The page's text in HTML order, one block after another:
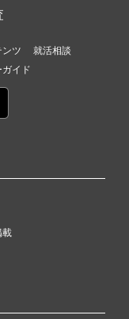
ンツ
就活相談
イド
載